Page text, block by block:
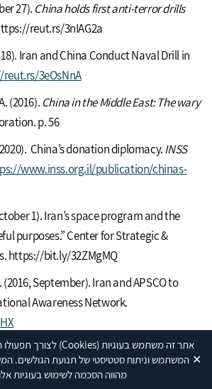
אתר זה משתמש בעוגיות(Cookies) לצורך תפעולו
המשתמש וניתוח סטטיסטי של תנועת הגולשים.
מהווה הסכמה לשימוש בעוגיות
✕
27). China holds first anti-terror drills
reut.rs/3nIAG2a
Iran and China Conduct Naval Drill in
3eOsNnA
(2016). China in the Middle East: The wary
p. 56.
China’s donation diplomacy.INSS
www.inss.org.il/publication/chinas-
1). Iran’s space program and the
purposes.” Center for Strategic &
https://bit.ly/32ZMgMQ
September). Iran and APSCO to
Awareness Network.
2015).China’s military strategy(full